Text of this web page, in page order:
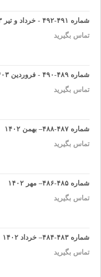
شماره ۴۹۱-۴۹۲ - خرداد و تیر ۱۴۰۳
تماس بگیرید
شماره ۴۸۹-۴۹۰ - فروردین ۱۴۰۳
تماس بگیرید
شماره ۴۸۷-۴۸۸– بهمن ۱۴۰۲
تماس بگیرید
شماره ۴۸۵-۴۸۶– مهر ۱۴۰۲
تماس بگیرید
شماره ۴۸۳-۴۸۴– خرداد ۱۴۰۲
تماس بگیرید